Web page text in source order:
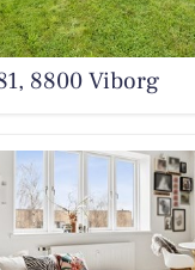
8800 Viborg